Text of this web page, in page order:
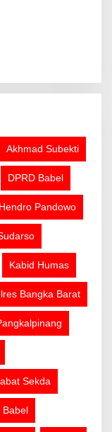
Akhmad Subekti
DPRD Babel
Hendro Pandowo
Kabid Humas
Bangka Barat
Sekda
Babel